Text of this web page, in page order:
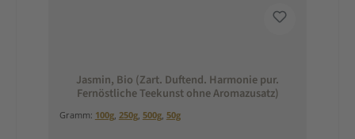
Jasmin, Bio (Zart. Duftend. Harmonie pur.
Fernöstliche Teekunst ohne Aromazusatz)
Gramm: 100g, 250g, 500g, 50g